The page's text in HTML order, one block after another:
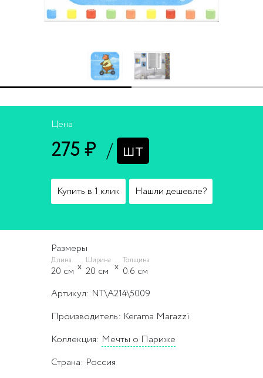
Цена
275 ₽ / шт
Купить в 1 клик Нашли дешевле?
Размеры
Длина
20 cм
Ширина
20 cм
Толщина
0.6 cм
Артикул: NT\A214\5009
Производитель: Kerama Marazzi
Коллекция: Мечты о Париже
Страна: Россия